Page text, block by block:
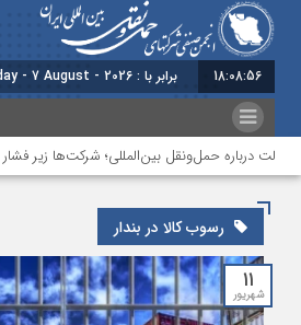
18:08:57 برابر با : Friday - 7 August - 2026
درباره حمل‌ونقل بین‌المللی؛ شرکت‌ها زیر فشار
رسوب کالا در بندار
۱۱
شهریور